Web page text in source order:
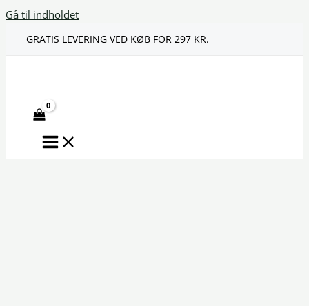
Gå til indholdet
GRATIS LEVERING VED KØB FOR 297 KR.